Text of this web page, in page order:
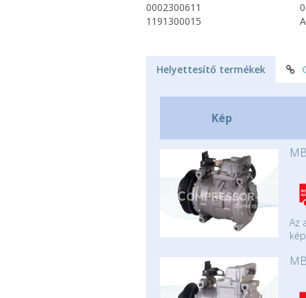
0002300611
1191300015
Helyettesítő termékek
Kép
Az